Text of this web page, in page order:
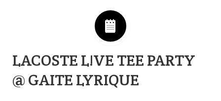
LACOSTE L!VE TEE PARTY
@ GAITE LYRIQUE